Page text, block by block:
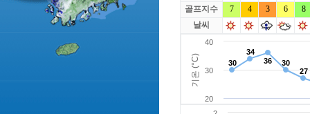
마에스트로
마이다스
베뉴지
베르힐영종
블랙스톤GC이천
빅토리아
골프지수 7 4 3 6
8
날씨